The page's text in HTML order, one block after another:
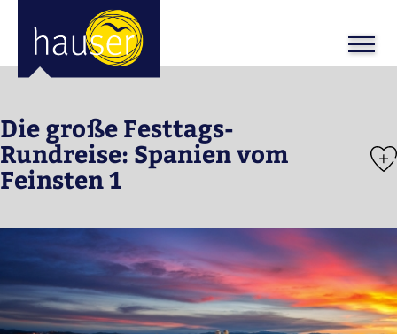
Die große Festtags-
Rundreise: Spanien vom
Feinsten 1